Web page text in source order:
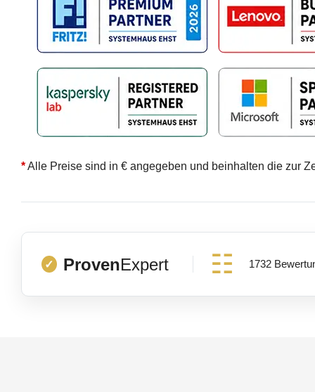
*Alle Preise sind in € angegeben und beinhalten die zur
✓ ProvenExpert 1732